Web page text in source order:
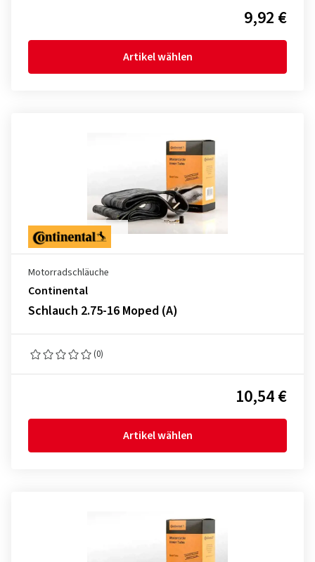
9,92 €
Artikel wählen
Motorradschläuche
Continental
Schlauch 2.75-16 Moped (A)
(0)
10,54 €
Artikel wählen